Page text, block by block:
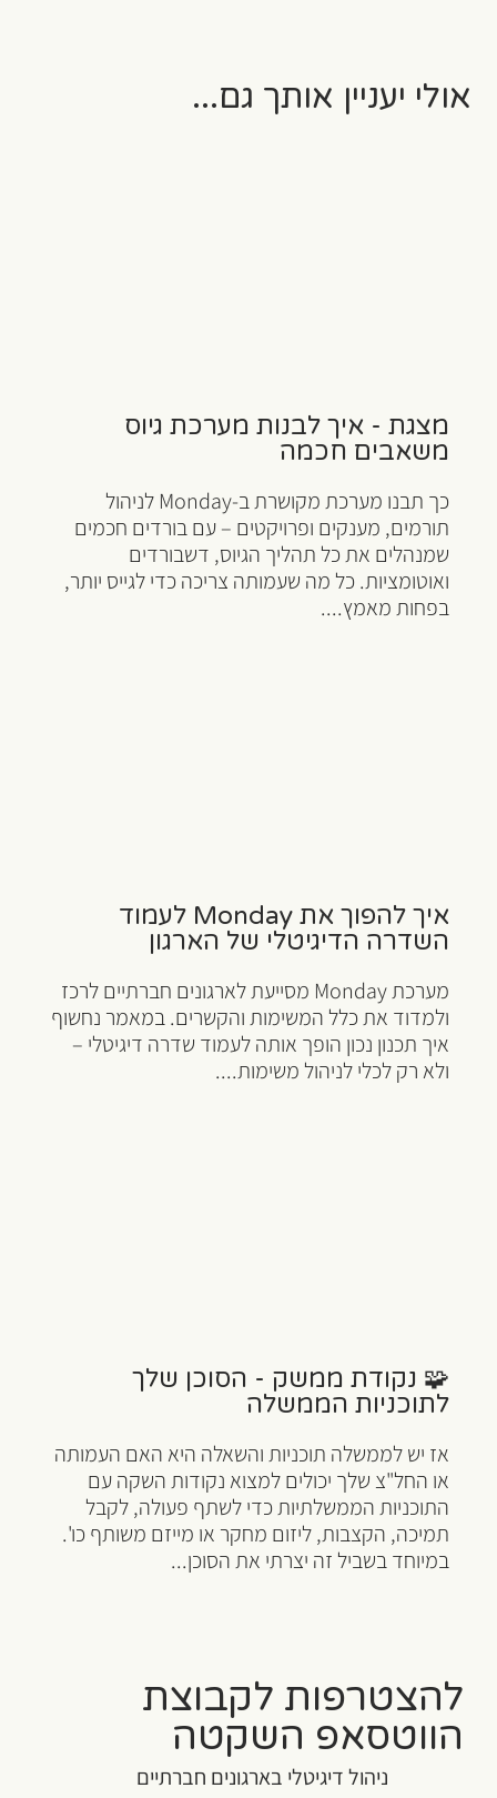
אולי יעניין אותך גם...
מצגת - איך לבנות מערכת גיוס
משאבים חכמה
כך תבנו מערכת מקושרת ב-Monday לניהול
תורמים, מענקים ופרויקטים – עם בורדים חכמים
שמנהלים את כל תהליך הגיוס, דשבורדים
ואוטומציות. כל מה שעמותה צריכה כדי לגייס יותר,
בפחות מאמץ....
איך להפוך את Monday לעמוד
השדרה הדיגיטלי של הארגון
מערכת Monday מסייעת לארגונים חברתיים לרכז
ולמדוד את כלל המשימות והקשרים. במאמר נחשוף
איך תכנון נכון הופך אותה לעמוד שדרה דיגיטלי –
ולא רק לכלי לניהול משימות....
🧩 נקודת ממשק - הסוכן שלך
לתוכניות הממשלה
אז יש לממשלה תוכניות והשאלה היא האם העמותה
או החל"צ שלך יכולים למצוא נקודות השקה עם
התוכניות הממשלתיות כדי לשתף פעולה, לקבל
תמיכה, הקצבות, ליזום מחקר או מייזם משותף כו'.
במיוחד בשביל זה יצרתי את הסוכן...
להצטרפות לקבוצת
הווטסאפ השקטה
ניהול דיגיטלי בארגונים חברתיים